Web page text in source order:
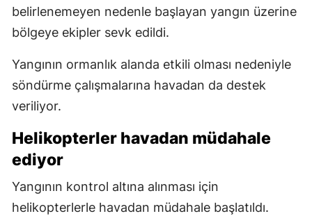
belirlenemeyen nedenle başlayan yangın üzerine
bölgeye ekipler sevk edildi.
Yangının ormanlık alanda etkili olması nedeniyle
söndürme çalışmalarına havadan da destek
veriliyor.
Helikopterler havadan müdahale
ediyor
Yangının kontrol altına alınması için
helikopterlerle havadan müdahale başlatıldı.